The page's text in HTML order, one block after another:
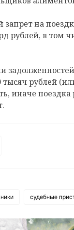
на
рублей, в том
рублей
иначе поездка
судебные